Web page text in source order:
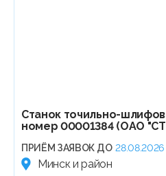
Станок точильно-
номер 00001384 (ОАО
ПРИЁМ ЗАЯВОК ДО 28.08.2026
Минск и район